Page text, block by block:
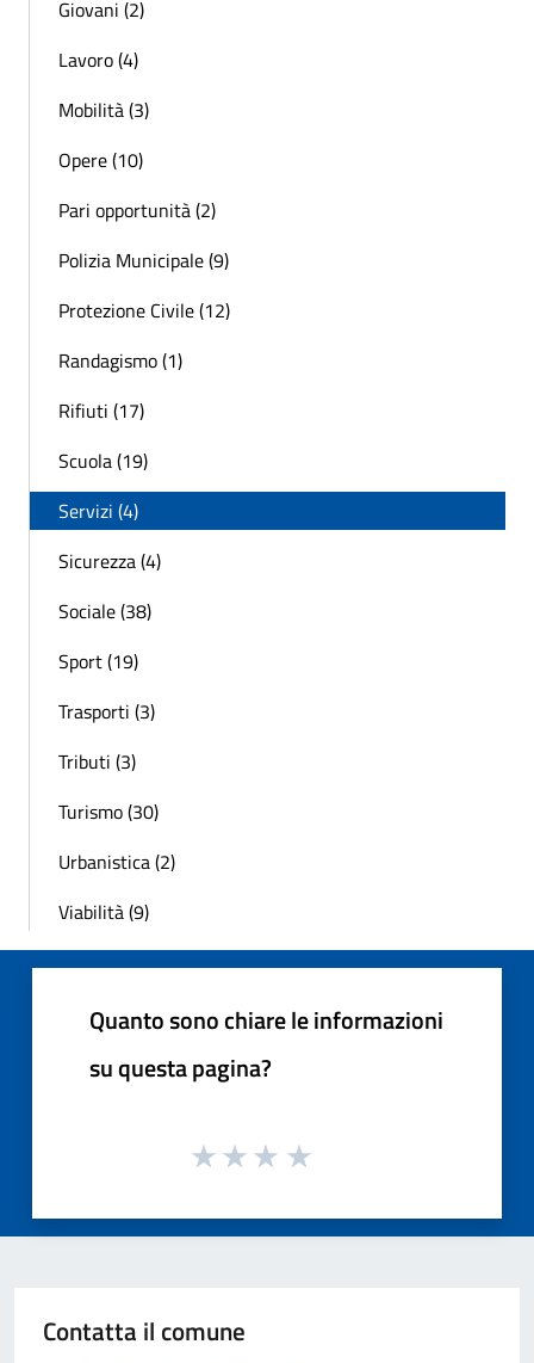
Giovani (2)
Lavoro (4)
Mobilità (3)
Opere (10)
Pari opportunità (2)
Polizia Municipale (9)
Protezione Civile (12)
Randagismo (1)
Rifiuti (17)
Scuola (19)
Servizi (4)
Sicurezza (4)
Sociale (38)
Sport (19)
Trasporti (3)
Tributi (3)
Turismo (30)
Urbanistica (2)
Viabilità (9)
Quanto sono chiare le informazioni
su questa pagina?
Contatta il comune